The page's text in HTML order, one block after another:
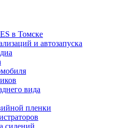
в Томске
и автозапуска
вида
пленки